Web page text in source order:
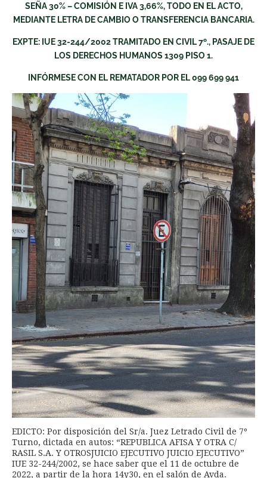
SEÑA 30% – COMISIÓN E IVA 3,66%, TODO EN EL ACTO,
MEDIANTE LETRA DE CAMBIO O TRANSFERENCIA BANCARIA.
EXPTE: IUE 32-244/2002 TRAMITADO EN CIVIL 7º., PASAJE DE
LOS DERECHOS HUMANOS 1309 PISO 1.
INFÓRMESE CON EL REMATADOR POR EL 099 699 941
EDICTO: Por disposición del Sr/a. Juez Letrado Civil de 7º
Turno, dictada en autos: “REPUBLICA AFISA Y OTRA C/
RASIL S.A. Y OTROSJUICIO EJECUTIVO JUICIO EJECUTIVO”
IUE 32-244/2002, se hace saber que el 11 de octubre de
2022, a partir de la hora 14y30, en el salón de Avda.